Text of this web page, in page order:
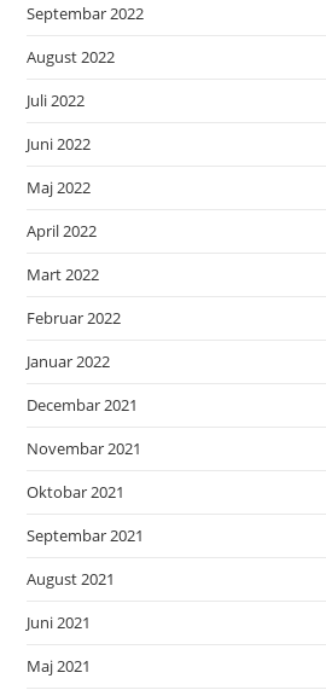
Septembar 2022
August 2022
Juli 2022
Juni 2022
Maj 2022
April 2022
Mart 2022
Februar 2022
Januar 2022
Decembar 2021
Novembar 2021
Oktobar 2021
Septembar 2021
August 2021
Juni 2021
Maj 2021